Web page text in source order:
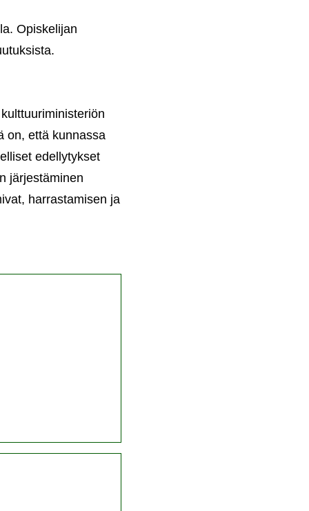
Opiskelijan
on, että kunnassa
edellytykset
järjestäminen
harrastamisen ja